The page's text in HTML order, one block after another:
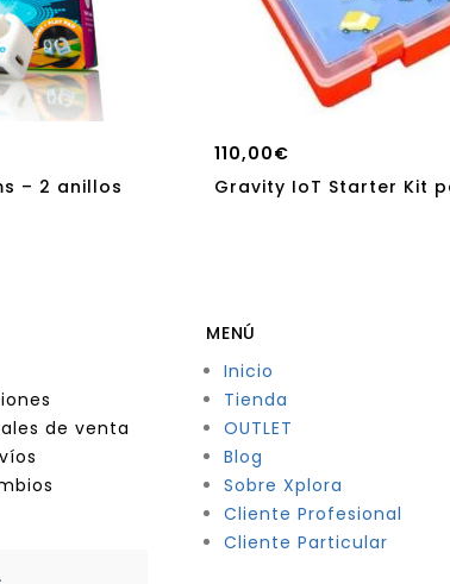
– 2 anillos
110,00€
Gravity IoT Starter Kit
de venta
MENÚ
Inicio
Tienda
OUTLET
Blog
Sobre Xplora
Cliente Profesional
Cliente Particular